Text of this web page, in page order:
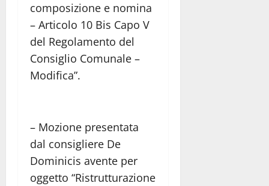
composizione e nomina
– Articolo 10 Bis Capo V
del Regolamento del
Consiglio Comunale –
Modifica”.
– Mozione presentata
dal consigliere De
Dominicis avente per
oggetto “Ristrutturazione